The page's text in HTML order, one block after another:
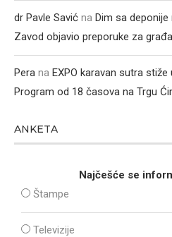
dr Pavle Savić na Dim sa
Zavod objavio preporuke za
Pera na EXPO karavan sutra
Program od 18 časova na Trgu
ANKETA
Najčešće se
Štampe
Televizije